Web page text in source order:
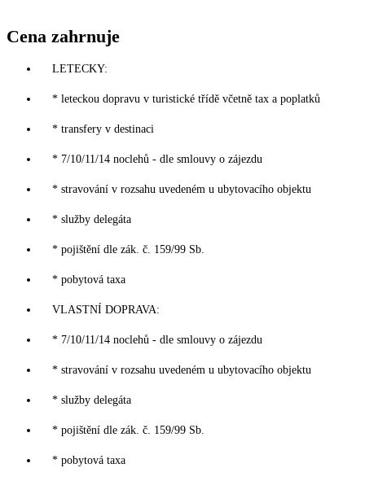
Cena zahrnuje
LETECKY:
* leteckou dopravu v turistické třídě včetně tax a poplatků
* transfery v destinaci
* 7/10/11/14 noclehů - dle smlouvy o zájezdu
* stravování v rozsahu uvedeném u ubytovacího objektu
* služby delegáta
* pojištění dle zák. č. 159/99 Sb.
* pobytová taxa
VLASTNÍ DOPRAVA:
* 7/10/11/14 noclehů - dle smlouvy o zájezdu
* stravování v rozsahu uvedeném u ubytovacího objektu
* služby delegáta
* pojištění dle zák. č. 159/99 Sb.
* pobytová taxa